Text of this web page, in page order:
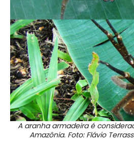
A aranha armadeira é
Amazônia. Foto: Flávio